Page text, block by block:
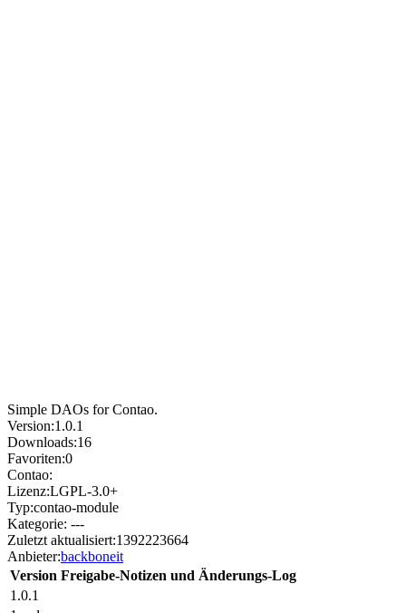
Simple DAOs for Contao.
Version:1.0.1
Downloads:16
Favoriten:0
Contao:
Lizenz:LGPL-3.0+
Typ:contao-module
Kategorie: ---
Zuletzt aktualisiert:1392223664
Anbieter:backboneit
Version Freigabe-Notizen und Änderungs-Log
1.0.1